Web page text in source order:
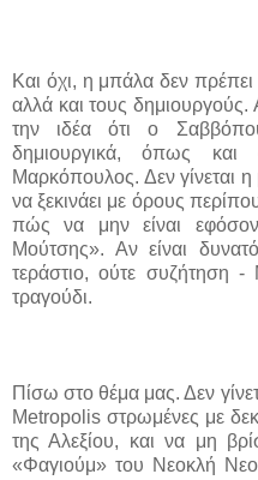
Και όχι, η μπάλα δεν
αλλά και τους δημιουργούς.
την ιδέα ότι ο
δημιουργικά, όπως
Μαρκόπουλος. Δεν γίνεται
να ξεκινάει με όρους
πώς να μην είναι
Μούτσης». Αν είναι
τεράστιο, ούτε συζήτηση
τραγούδι.
Πίσω στο θέμα μας. Δεν
Metropolis στρωμένες με
της Αλεξίου, και να μη
«Φαγιούμ» του Νεοκλή